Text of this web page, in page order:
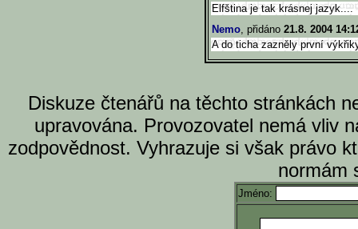
Elfština je tak krásnej jazyk....
Nemo, přidáno 21.8. 2004
A do ticha zazněly první
Diskuze čtenářů na těchto stránkách
upravována. Provozovatel nemá vliv
zodpovědnost. Vyhrazuje si však právo
normám
Jméno: